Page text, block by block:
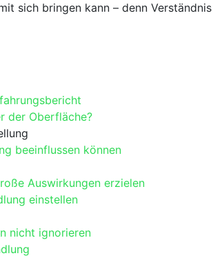
sich​ bringen kann ⁢– denn Verständnis​
‌der ⁢Oberfläche?
beeinflussen können
Auswirkungen erzielen
einstellen
​nicht ignorieren